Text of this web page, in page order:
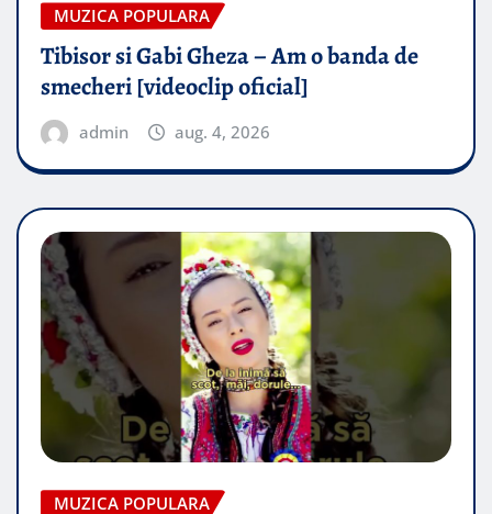
MUZICA POPULARA
Tibisor si Gabi Gheza – Am o banda de
smecheri [videoclip oficial]
admin aug. 4, 2026
MUZICA POPULARA